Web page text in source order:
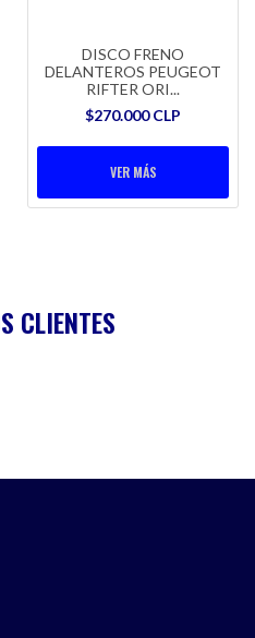
DISCO FRENO
DELANTEROS PEUGEOT
RIFTER ORI...
$270.000 CLP
VER MÁS
CLIENTES